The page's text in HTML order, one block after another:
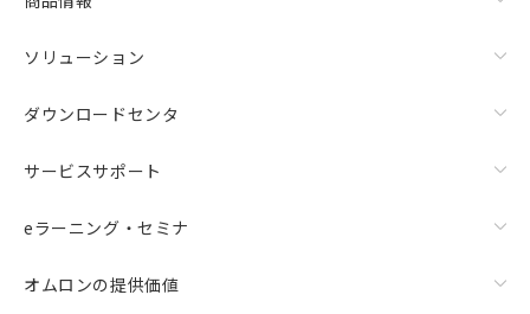
ソリューション
ダウンロードセンタ
サービスサポート
eラーニング・セミナ
オムロンの提供価値